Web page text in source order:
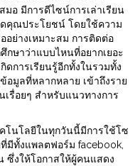
มอ มีการดีไซน์การเล่าเรียน
ดคุณประโยชน์ โดยใช้ความ
อย่างเหมาะสม การติดต่อ
กษาว่าแบบไหนที่อยากเยอะ
ดการเรียนรู้อีกทั้งในรวมทั้ง
อมูลที่หลากหลาย เข้าถึงราย
เรื่อยๆ สำหรับแนวทางการ
คโนโลยีในทุกวันนี้มีการใช้โซ
มีทั้งแพลตฟอร์ม facebook,
ซึ่งให้โอกาสให้ผู้คนแสดง